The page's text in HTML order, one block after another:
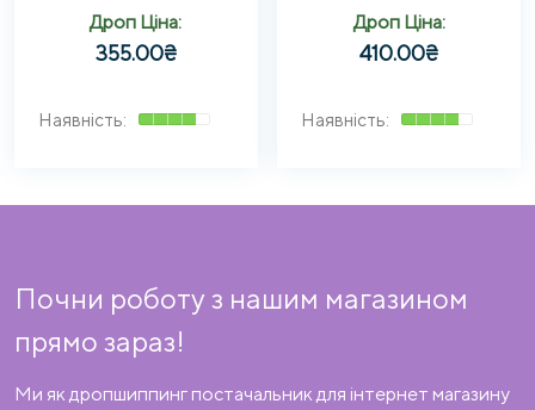
Дроп Ціна:
355.00₴
Дроп Ціна:
410.00₴
Почни роботу з нашим магазином
прямо зараз!
Ми як дропшиппинг постачальник для інтернет магазину